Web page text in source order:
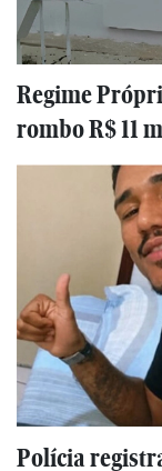
Regime
rombo R$ 11
Polícia